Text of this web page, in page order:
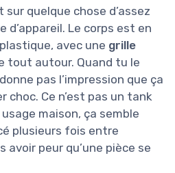
quelque chose d’assez
d’appareil. Le corps est en
avec une grille
tout autour. Quand tu le
pas l’impression que ça
choc. Ce n’est pas un tank
maison, ça semble
plusieurs fois entre
peur qu’une pièce se